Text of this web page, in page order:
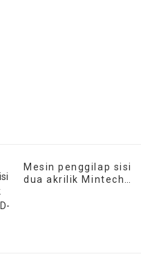
Mesin penggilap sisi
dua akrilik Mintech